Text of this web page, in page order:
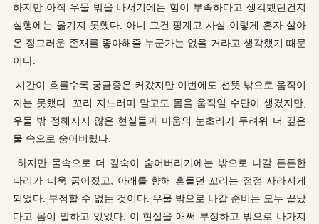
하지만 아직 우물 밖을 나서기에는 힘이 부족하다고 생각했던건지
실행에는 옮기지 못했다. 아니 그건 핑계고 사실 이렇게 혼자 살아
온 징그러운 존재를 좋아해줄 누군가는 없을 거라고 생각했기 때문
이다.
시간이 흐를수록 궁금증은 커갔지만 이번에도 선뜻 밖으로 움직이
지는 못했다. 꼬리 지느러미 말고도 몸을 움직일 수단이 생겼지만,
우물 밖 정해지지 않은 현실들과 미움의 눈초리가 두려워 더 깊은
물 속으로 숨어버렸다.
하지만 물속으로 더 깊숙이 숨어버리기에는 밖으로 나갈 튼튼한
다리가 더욱 굵어졌고, 아래를 향해 흔들던 꼬리는 점점 사라지게
되었다. 부정할 수 없는 것이다. 우물 밖으로 나갈 준비는 모두 끝났
다고 몸이 말하고 있었다. 이 현실을 애써 부정하고 밖으로 나가지